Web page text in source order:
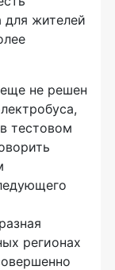
для жителей
не решен
тестовом
регионах